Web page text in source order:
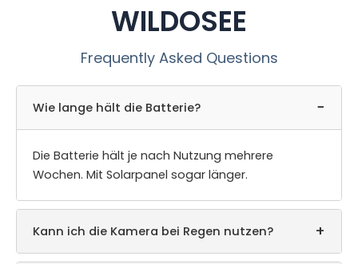
WILDOSEE
Frequently Asked Questions
Wie lange hält die Batterie? −
Die Batterie hält je nach Nutzung mehrere
Wochen. Mit Solarpanel sogar länger.
Kann ich die Kamera bei Regen nutzen? +